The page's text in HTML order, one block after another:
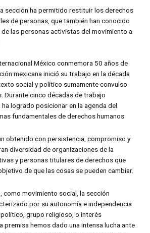
sección ha permitido restituir los derechos
de personas, que también han conocido
las personas activistas del movimiento a
México conmemora 50 años de
mexicana inició su trabajo en la década
social y político sumamente convulso
Durante cinco décadas de trabajo
logrado posicionar en la agenda del
fundamentales de derechos humanos.
obtenido con persistencia, compromiso y
diversidad de organizaciones de la
y personas titulares de derechos que
de que las cosas se pueden cambiar.
como movimiento social, la sección
por su autonomía e independencia
grupo religioso, o interés
premisa hemos dado una intensa lucha ante